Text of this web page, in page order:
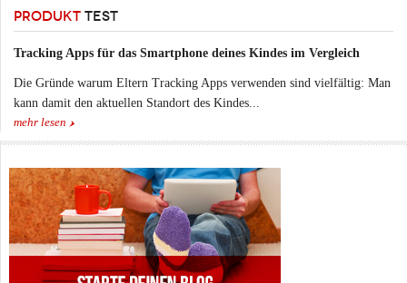
PRODUKT TEST
Tracking Apps für das Smartphone deines Kindes im Vergleich
Die Gründe warum Eltern Tracking Apps verwenden sind vielfältig: Man
kann damit den aktuellen Standort des Kindes...
mehr lesen